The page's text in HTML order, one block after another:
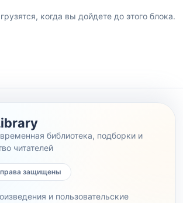
когда вы дойдете до этого блока.
библиотека, подборки и
читателей
защищены
и пользовательские